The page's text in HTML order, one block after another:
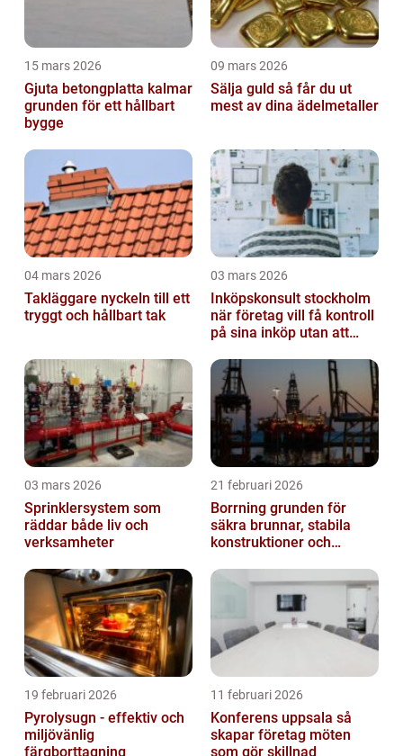
15 mars 2026
Gjuta betongplatta kalmar
grunden för ett hållbart
bygge
09 mars 2026
Sälja guld så får du ut
mest av dina ädelmetaller
04 mars 2026
Takläggare nyckeln till ett
tryggt och hållbart tak
03 mars 2026
Inköpskonsult stockholm
när företag vill få kontroll
på sina inköp utan att
03 mars 2026
Sprinklersystem som
räddar både liv och
verksamheter
21 februari 2026
Borrning grunden för
säkra brunnar, stabila
konstruktioner och
19 februari 2026
Pyrolysugn - effektiv och
miljövänlig
färgborttagning
11 februari 2026
Konferens uppsala så
skapar företag möten
som gör skillnad